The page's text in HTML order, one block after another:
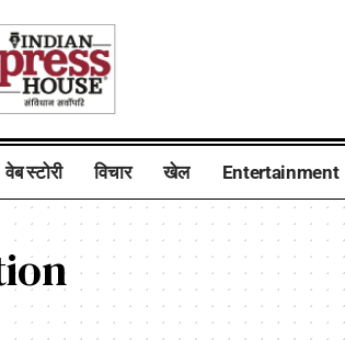
वेब स्टोरी विचार खेल Entertainment